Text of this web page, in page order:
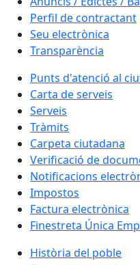
Perfil de contractant
Seu electrònica
Transparència
Punts d'atenció al
Carta de serveis
Serveis
Tràmits
Carpeta ciutadana
Verificació de
Notificacions
Impostos
Factura electrònica
Finestreta Única
Història del poble